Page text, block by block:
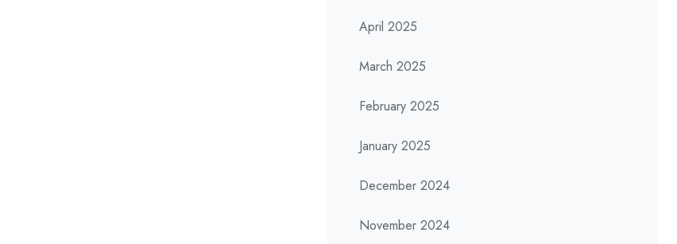
April 2025
March 2025
February 2025
January 2025
December 2024
November 2024